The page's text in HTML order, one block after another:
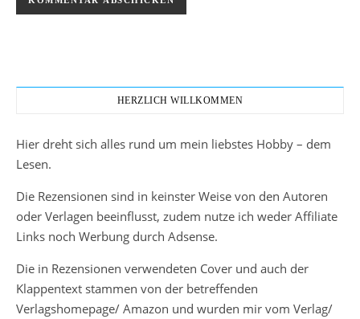
HERZLICH WILLKOMMEN
Hier dreht sich alles rund um mein liebstes Hobby – dem
Lesen.
Die Rezensionen sind in keinster Weise von den Autoren
oder Verlagen beeinflusst, zudem nutze ich weder Affiliate
Links noch Werbung durch Adsense.
Die in Rezensionen verwendeten Cover und auch der
Klappentext stammen von der betreffenden
Verlagshomepage/ Amazon und wurden mir vom Verlag/